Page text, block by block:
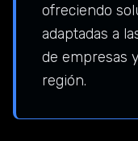
ofreciendo
adaptadas a
de empresas
región.